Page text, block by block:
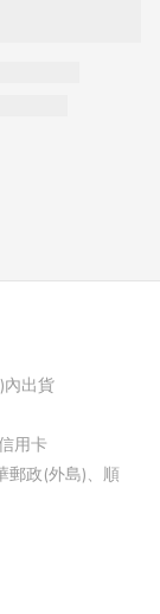
出貨
用卡
郵政(外島)、順